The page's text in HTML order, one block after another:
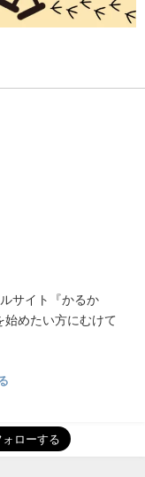
サイト『かるか
始めたい方にむけて